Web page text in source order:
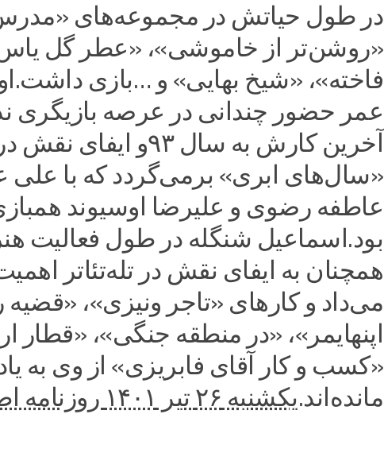
در طول حیاتش در مجموعه‌های
«روشن‌تر از خاموشی»، «عطر گل
فاخته»، «شیخ بهایی» و …بازی داشت.او
عمر حضور چندانی در عرصه بازیگری
آخرین کارش به سال ۹۳و
«سال‌های ابری» برمی‌گردد که با علی
عاطفه رضوی و علیرضا اوسیوند
بود.اسماعیل شنگله در طول فعالیت
همچنان به ایفای نقش در تله‌تئاتر
می‌داد و کارهای «تاجر ونیزی»، «قضیه
اپنهایمر»، «در منطقه جنگی»، «قطار
«کسب و کار آقای فابریزی» از وی به
ماند‌ه‌اند.یکشنبه ۲۶ تیر ۱۴۰۱ روزنامه اطلاعات